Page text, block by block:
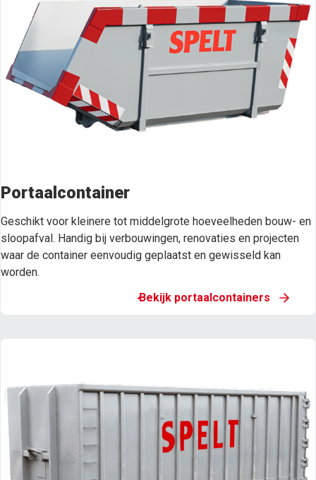
Portaalcontainer
Geschikt voor kleinere tot middelgrote hoeveelheden bouw- en
sloopafval. Handig bij verbouwingen, renovaties en projecten
waar de container eenvoudig geplaatst en gewisseld kan
worden.
Bekijk portaalcontainers